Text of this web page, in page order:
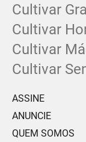
Cultivar
Cultivar
Cultivar
Cultivar
ASSINE
ANUNCIE
QUEM SOMOS